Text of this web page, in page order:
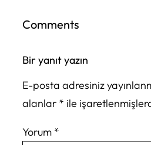
Comments
Bir yanıt yazın
E-posta adresiniz
alanlar * ile
Yorum *